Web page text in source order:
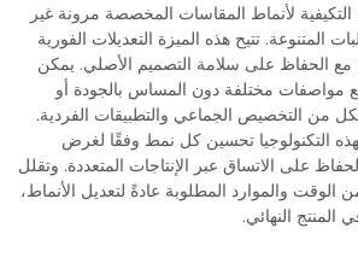
لأنماط المقاسات المخصصة مرونة غير
المتنوعة. تتيح هذه الميزة التعديلات الفورية
مع الحفاظ على سلامة التصميم الأصلي. يمكن
مواصفات مختلفة دون المساس بالجودة أو
لكل من التخصيص الجماعي والتطبيقات الفردية.
التكنولوجيا تحسين كل نمط وفقًا لغرض
على الاتساق عبر الإنتاجات المتعددة. وتقلل
والموارد المطلوبة عادةً لتعديل الأنماط،
المنتج النهائي.